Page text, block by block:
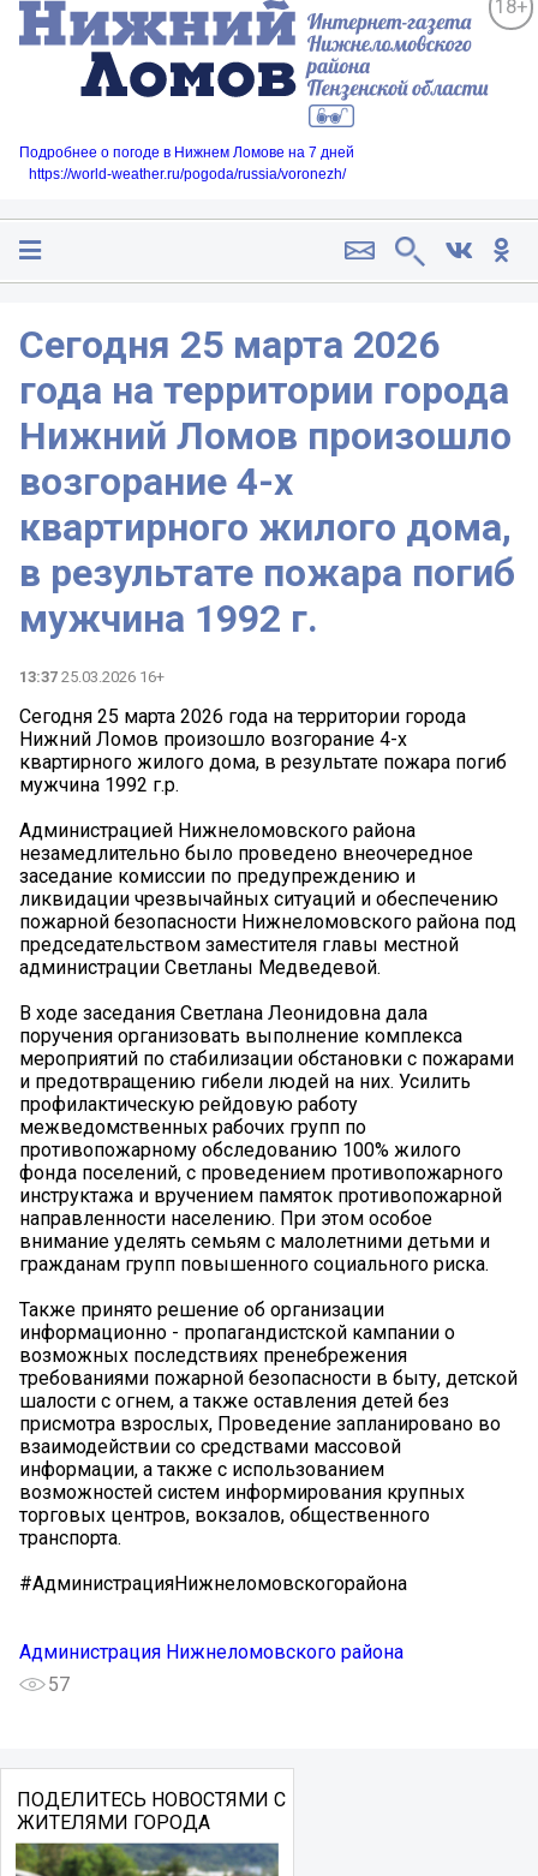
18+
Подробнее о погоде в Нижнем Ломове на 7 дней
https://world-weather.ru/pogoda/russia/voronezh/
Сегодня 25 марта 2026
года на территории города
Нижний Ломов произошло
возгорание 4-х
квартирного жилого дома,
в результате пожара погиб
мужчина 1992 г.
13:37 25.03.2026 16+
Сегодня 25 марта 2026 года на территории города
Нижний Ломов произошло возгорание 4-х
квартирного жилого дома, в результате пожара погиб
мужчина 1992 г.р.
Администрацией Нижнеломовского района
незамедлительно было проведено внеочередное
заседание комиссии по предупреждению и
ликвидации чрезвычайных ситуаций и обеспечению
пожарной безопасности Нижнеломовского района под
председательством заместителя главы местной
администрации Светланы Медведевой.
В ходе заседания Светлана Леонидовна дала
поручения организовать выполнение комплекса
мероприятий по стабилизации обстановки с пожарами
и предотвращению гибели людей на них. Усилить
профилактическую рейдовую работу
межведомственных рабочих групп по
противопожарному обследованию 100% жилого
фонда поселений, с проведением противопожарного
инструктажа и вручением памяток противопожарной
направленности населению. При этом особое
внимание уделять семьям с малолетними детьми и
гражданам групп повышенного социального риска.
Также принято решение об организации
информационно - пропагандистской кампании о
возможных последствиях пренебрежения
требованиями пожарной безопасности в быту, детской
шалости с огнем, а также оставления детей без
присмотра взрослых, Проведение запланировано во
взаимодействии со средствами массовой
информации, а также с использованием
возможностей систем информирования крупных
торговых центров, вокзалов, общественного
транспорта.
#АдминистрацияНижнеломовскогорайона
Администрация Нижнеломовского района
57
ПОДЕЛИТЕСЬ НОВОСТЯМИ С
ЖИТЕЛЯМИ ГОРОДА